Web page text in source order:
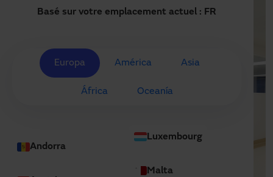
Basé sur votre emplacement actuel : FR
Europa América Asia
África Oceanía
Andorra
Luxembourg
Malta
Services
Projets
+34 93 591 57 00